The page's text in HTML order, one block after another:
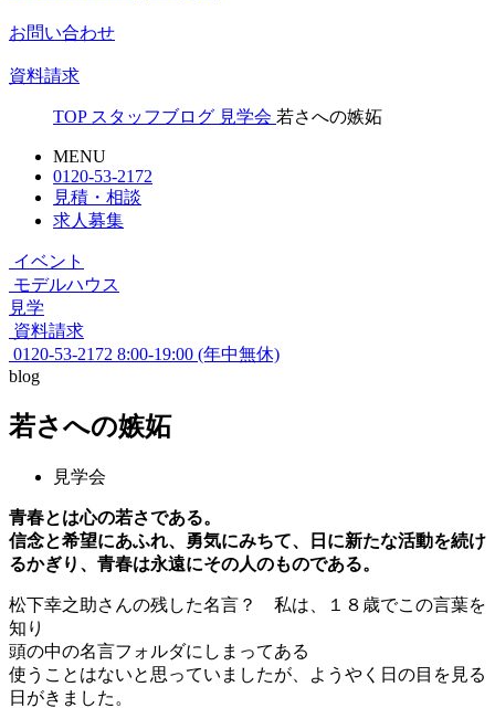
お問い合わせ
資料請求
TOP スタッフブログ 見学会 若さへの嫉妬
MENU
0120-53-2172
見積・相談
求人募集
イベント
モデルハウス
見学
資料請求
0120-53-2172 8:00-19:00 (年中無休)
blog
若さへの嫉妬
見学会
青春とは心の若さである。
信念と希望にあふれ、勇気にみちて、日に新たな活動を続け
るかぎり、青春は永遠にその人のものである。
松下幸之助さんの残した名言？ 私は、１８歳でこの言葉を
知り
頭の中の名言フォルダにしまってある
使うことはないと思っていましたが、ようやく日の目を見る
日がきました。